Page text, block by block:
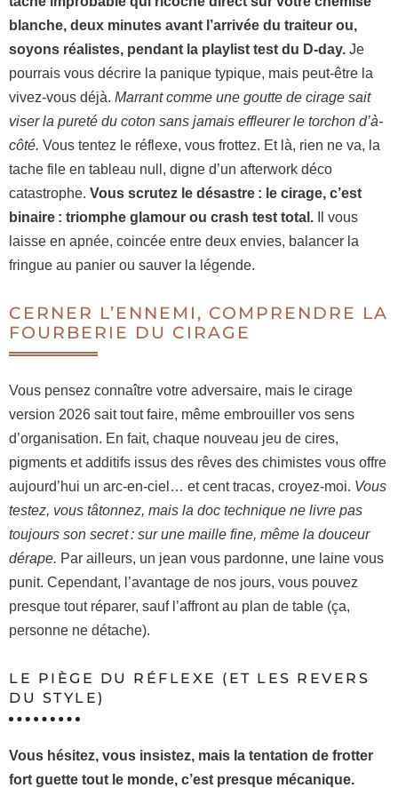
blanche, deux minutes avant l’arrivée du traiteur ou,
soyons réalistes, pendant la playlist test du D-day. Je
pourrais vous décrire la panique typique, mais peut-être la
vivez-vous déjà. Marrant comme une goutte de cirage sait
viser la pureté du coton sans jamais effleurer le torchon d’à-
côté. Vous tentez le réflexe, vous frottez. Et là, rien ne va, la
tache file en tableau null, digne d’un afterwork déco
catastrophe. Vous scrutez le désastre : le cirage, c’est
binaire : triomphe glamour ou crash test total. Il vous
laisse en apnée, coincée entre deux envies, balancer la
fringue au panier ou sauver la légende.
CERNER L’ENNEMI, COMPRENDRE LA
FOURBERIE DU CIRAGE
Vous pensez connaître votre adversaire, mais le cirage
version 2026 sait tout faire, même embrouiller vos sens
d’organisation. En fait, chaque nouveau jeu de cires,
pigments et additifs issus des rêves des chimistes vous offre
aujourd’hui un arc-en-ciel… et cent tracas, croyez-moi. Vous
testez, vous tâtonnez, mais la doc technique ne livre pas
toujours son secret : sur une maille fine, même la douceur
dérape. Par ailleurs, un jean vous pardonne, une laine vous
punit. Cependant, l’avantage de nos jours, vous pouvez
presque tout réparer, sauf l’affront au plan de table (ça,
personne ne détache).
LE PIÈGE DU RÉFLEXE (ET LES REVERS
DU STYLE)
Vous hésitez, vous insistez, mais la tentation de frotter
fort guette tout le monde, c’est presque mécanique.